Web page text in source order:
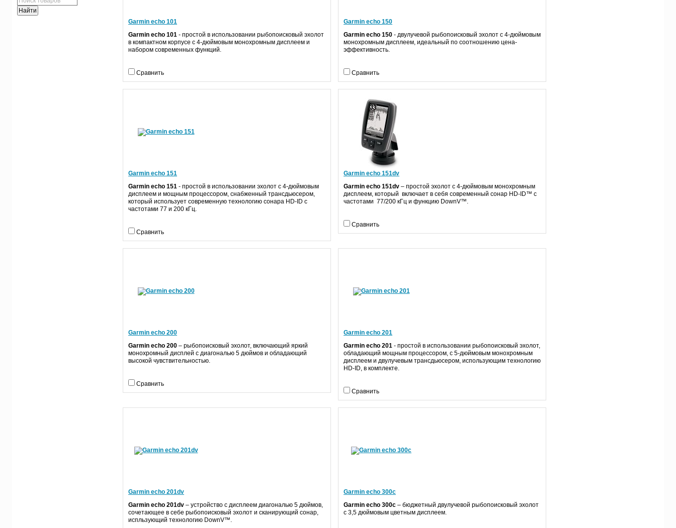
Garmin echo 101
Garmin echo 101 - простой в использовании рыбопоисковый эхолот
в компактном корпусе с 4-дюймовым монохромным дисплеем и
набором современных функций.
Сравнить
Garmin echo 150
Garmin echo 150 - двулучевой рыбопоисковый эхолот с 4-дюймовым
монохромным дисплеем, идеальный по соотношению цена-
эффективность.
Сравнить
Garmin echo 151
Garmin echo 151 - простой в использовании эхолот с 4-дюймовым
дисплеем и мощным процессором, снабженный трансдьюсером,
который использует современную технологию сонара HD-ID с
частотами 77 и 200 кГц.
Сравнить
Garmin echo 151dv
Garmin echo 151dv – простой эхолот с 4-дюймовым монохромным
дисплеем, который включает в себя современный сонар HD-ID™ с
частотами 77/200 кГц и функцию DownV™.
Сравнить
Garmin echo 200
Garmin echo 200 – рыбопоисковый эхолот, включающий яркий
монохромный дисплей с диагональю 5 дюймов и обладающий
высокой чувствительностью.
Сравнить
Garmin echo 201
Garmin echo 201 - простой в использовании рыбопоисковый эхолот,
обладающий мощным процессором, с 5-дюймовым монохромным
дисплеем и двулучевым трансдьюсером, использующим технологию
HD-ID, в комплекте.
Сравнить
Garmin echo 201dv
Garmin echo 201dv – устройство с дисплеем диагональю 5 дюймов
сочетающее в себе рыбопоисковый эхолот и сканирующий сонар,
испльзующий технологию DownV™.
Garmin echo 300c
Garmin echo 300с – бюджетный двулучевой рыбопоисковый эхолот
с 3,5 дюймовым цветным дисплеем.